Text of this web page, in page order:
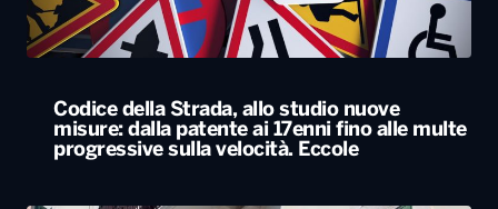
Codice della Strada, allo studio nuove
misure: dalla patente ai 17enni fino alle multe
progressive sulla velocità. Eccole